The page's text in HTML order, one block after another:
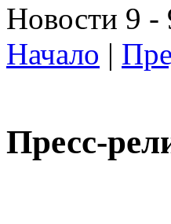
Новости 9 -
Начало |
Пресс-